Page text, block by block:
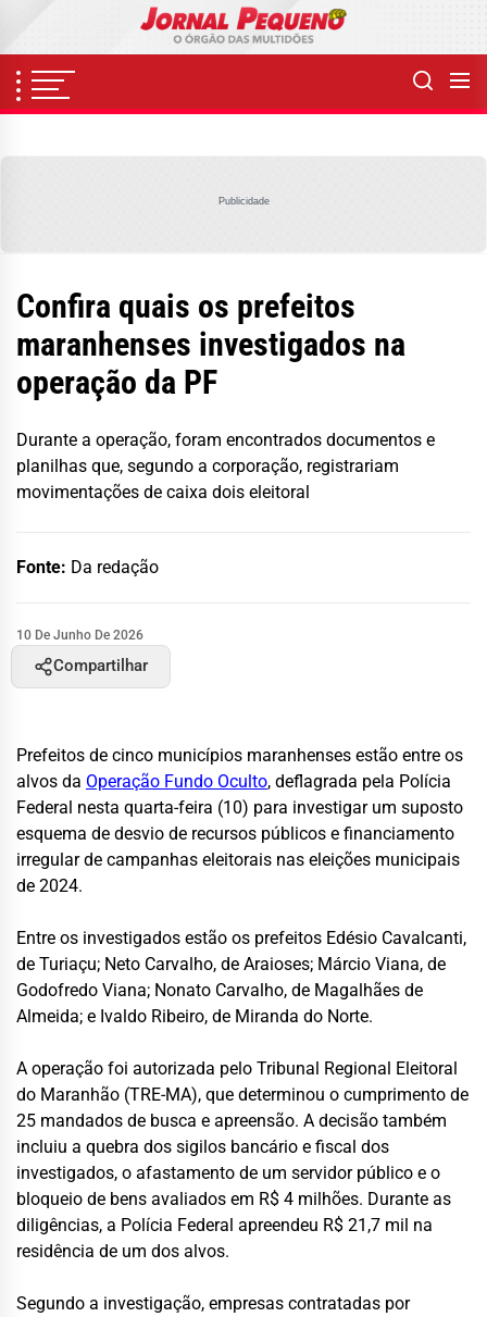
content
Publicidade
Confira quais os prefeitos
maranhenses investigados na
operação da PF
Durante a operação, foram encontrados documentos e
planilhas que, segundo a corporação, registrariam
movimentações de caixa dois eleitoral
Fonte: Da redação
10 De Junho De 2026
Compartilhar
Prefeitos de cinco municípios maranhenses estão entre os
alvos da Operação Fundo Oculto, deflagrada pela Polícia
Federal nesta quarta-feira (10) para investigar um suposto
esquema de desvio de recursos públicos e financiamento
irregular de campanhas eleitorais nas eleições municipais
de 2024.
Entre os investigados estão os prefeitos Edésio Cavalcanti,
de Turiaçu; Neto Carvalho, de Araioses; Márcio Viana, de
Godofredo Viana; Nonato Carvalho, de Magalhães de
Almeida; e Ivaldo Ribeiro, de Miranda do Norte.
A operação foi autorizada pelo Tribunal Regional Eleitoral
do Maranhão (TRE-MA), que determinou o cumprimento de
25 mandados de busca e apreensão. A decisão também
incluiu a quebra dos sigilos bancário e fiscal dos
investigados, o afastamento de um servidor público e o
bloqueio de bens avaliados em R$ 4 milhões. Durante as
diligências, a Polícia Federal apreendeu R$ 21,7 mil na
residência de um dos alvos.
Segundo a investigação, empresas contratadas por